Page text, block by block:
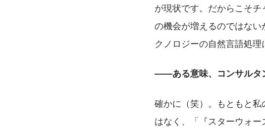
が現状です。だからこそ
の機会が増えるのではな
クノロジーの自然言語処理
——ある意味、コンサルタ
確かに（笑）。もともと
はなく、「『スターウォ